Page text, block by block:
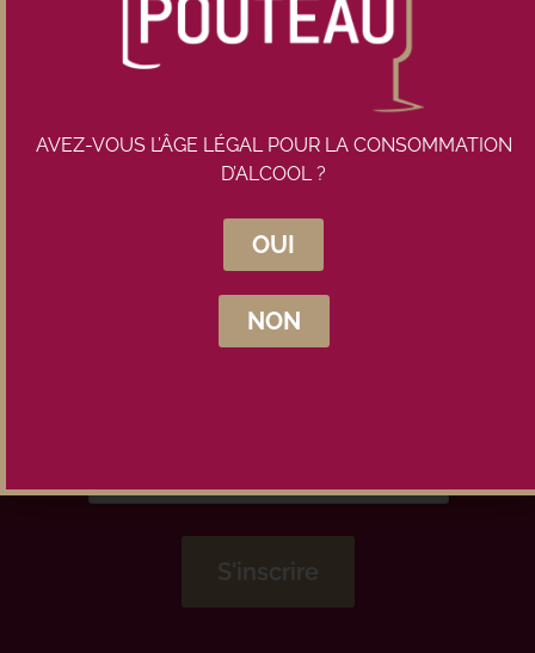
Inscrivez-vous à la newsletter
Maison Pouteau
AVEZ-VOUS L’ÂGE LÉGAL POUR LA CONSOMMATION
D’ALCOOL ?
OUI
NON